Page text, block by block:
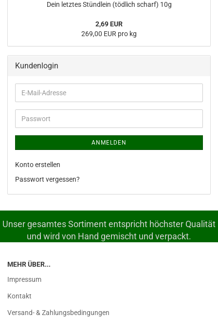
Dein letztes Stündlein (tödlich scharf) 10g
2,69 EUR
269,00 EUR pro kg
Kundenlogin
E-
Mail-
Adresse
Passwort
ANMELDEN
Konto erstellen
Passwort vergessen?
Unser gesamtes Sortiment entspricht höchster Qualität
und wird von Hand gemischt und verpackt.
MEHR ÜBER...
Impressum
Kontakt
Versand- & Zahlungsbedingungen